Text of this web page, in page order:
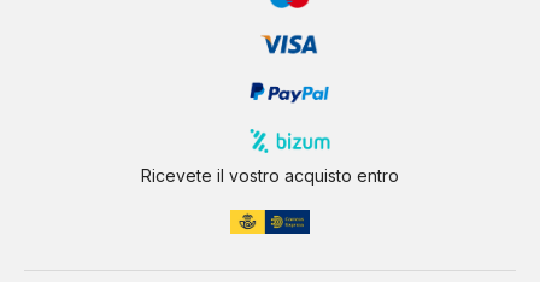
Ricevete il vostro acquisto entro